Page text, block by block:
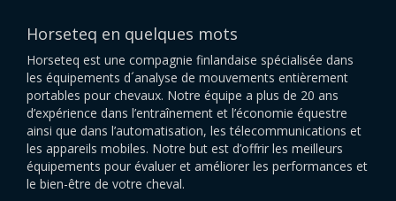
Horseteq en quelques mots
Horseteq est une compagnie finlandaise spécialisée dans
les équipements d´analyse de mouvements entièrement
portables pour chevaux. Notre équipe a plus de 20 ans
d’expérience dans l’entraînement et l’économie équestre
ainsi que dans l’automatisation, les télecommunications et
les appareils mobiles. Notre but est d’offrir les meilleurs
équipements pour évaluer et améliorer les performances et
le bien-être de votre cheval.